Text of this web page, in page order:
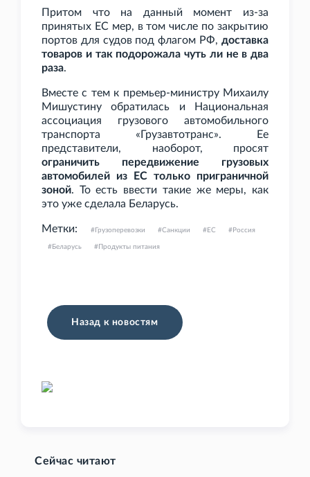
Притом что на данный момент из-за
принятых ЕС мер, в том числе по закрытию
портов для судов под флагом РФ, доставка
товаров и так подорожала чуть ли не в два
раза.
Вместе с тем к премьер-министру Михаилу
Мишустину обратилась и Национальная
ассоциация грузового автомобильного
транспорта «Грузавтотранс». Ее
представители, наоборот, просят
ограничить передвижение грузовых
автомобилей из ЕС только приграничной
зоной. То есть ввести такие же меры, как
это уже сделала Беларусь.
Метки: Грузоперевозки Санкции ЕС Россия
Беларусь Продукты питания
Назад к новостям
Сейчас читают